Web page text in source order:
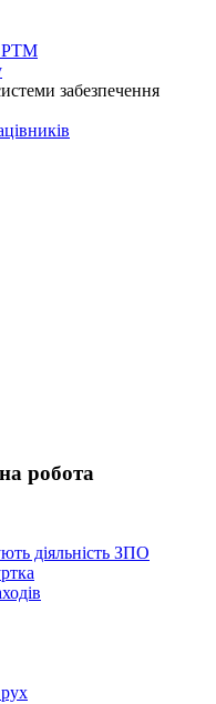
РТМ
забезпечення
робота
діяльність ЗПО